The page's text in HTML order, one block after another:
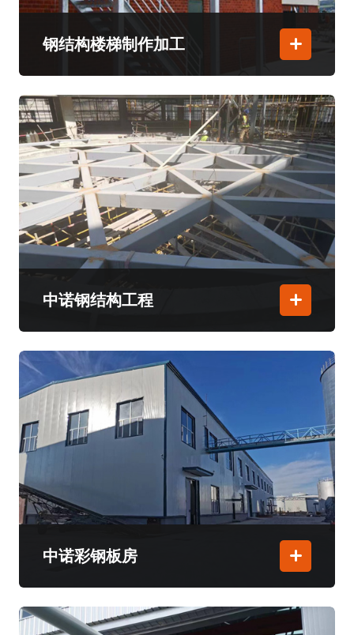
钢结构楼梯制作加工
中诺钢结构工程
中诺彩钢板房